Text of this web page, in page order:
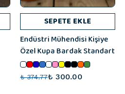
SEPETE EKLE
Endüstri Mühendisi Kişiye
Özel Kupa Bardak Standart
₺ 374.77₺ 300.00